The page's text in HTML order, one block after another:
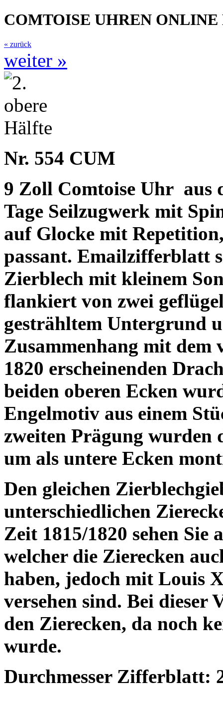
COMTOISE UHREN ONLINE
« zurück
weiter »
Nr. 554 CUM
9 Zoll Comtoise Uhr aus
Tage Seilzugwerk mit
auf Glocke mit
passant. Emailzifferblatt
Zierblech mit kleinem
flankiert von zwei
gesträhltem Untergrund
Zusammenhang mit dem
1820 erscheinenden
beiden oberen Ecken
Engelmotiv aus einem
zweiten Prägung wurden
um als untere Ecken
Den gleichen
unterschiedlichen
Zeit 1815/1820 sehen
welcher die Zierecken
haben, jedoch mit Louis
versehen sind. Bei
den Zierecken, da noch
wurde.
Durchmesser Zifferblatt: